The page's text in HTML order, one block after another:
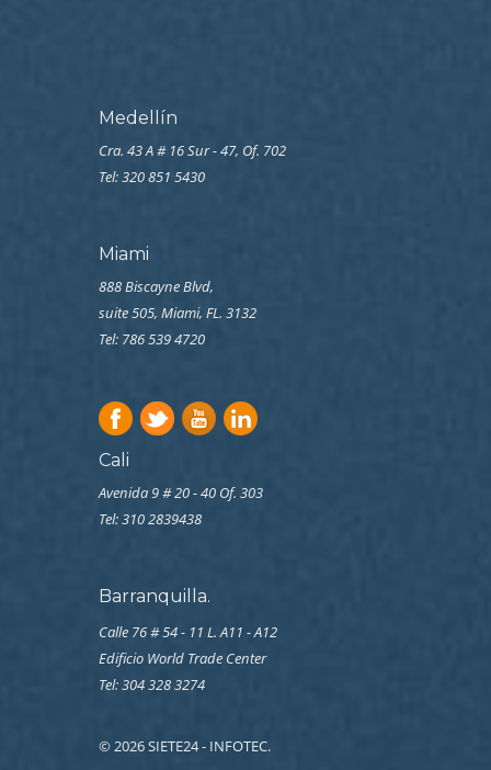
Medellín
Cra. 43 A # 16 Sur - 47, Of. 702
Tel: 320 851 5430
Miami
888 Biscayne Blvd,
suite 505, Miami, FL. 3132
Tel: 786 539 4720
Cali
Avenida 9 # 20 - 40 Of. 303
Tel:310 2839438
Barranquilla.
Calle 76 # 54 - 11 L. A11 - A12
Edificio World Trade Center
Tel: 304 328 3274
© 2026 SIETE24 - INFOTEC.